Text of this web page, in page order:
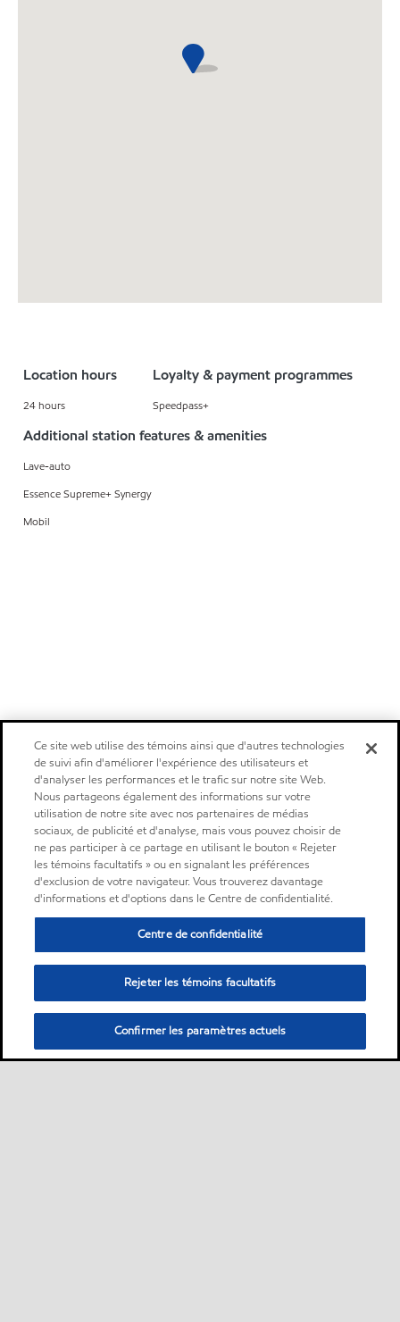
Location hours
24 hours
Loyalty & payment programmes
Speedpass+
Additional station features & amenities
Lave-auto
Essence Supreme+ Synergy
Mobil
Ce site web utilise des témoins ainsi que d'autres technologies
de suivi afin d'améliorer l'expérience des utilisateurs et
d'analyser les performances et le trafic sur notre site Web.
Nous partageons également des informations sur votre
utilisation de notre site avec nos partenaires de médias
sociaux, de publicité et d'analyse, mais vous pouvez choisir de
ne pas participer à ce partage en utilisant le bouton « Rejeter
les témoins facultatifs » ou en signalant les préférences
d'exclusion de votre navigateur. Vous trouverez davantage
d'informations et d'options dans le Centre de confidentialité.
Centre de confidentialité
Rejeter les témoins facultatifs
Confirmer les paramètres actuels